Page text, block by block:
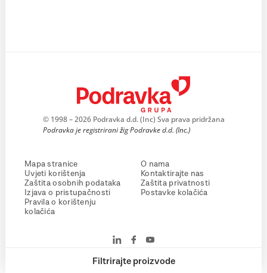
Filtrirajte proizvode
© 1998 – 2026 Podravka d.d. (Inc) Sva prava pridržana
Podravka je registrirani žig Podravke d.d. (Inc.)
Mapa stranice
Uvjeti korištenja
Zaštita osobnih podataka
Izjava o pristupačnosti
Pravila o korištenju
kolačića
O nama
Kontaktirajte nas
Zaštita privatnosti
Postavke kolačića